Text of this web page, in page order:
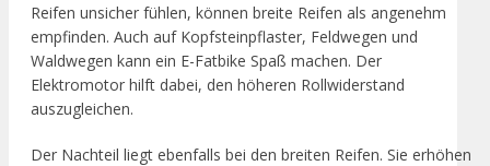
Reifen unsicher fühlen, können breite Reifen als angenehm
empfinden. Auch auf Kopfsteinpflaster, Feldwegen und
Waldwegen kann ein E-Fatbike Spaß machen. Der
Elektromotor hilft dabei, den höheren Rollwiderstand
auszugleichen.
Der Nachteil liegt ebenfalls bei den breiten Reifen. Sie erhöhen